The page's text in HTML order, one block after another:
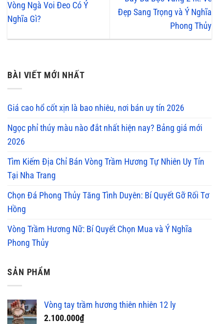
Vòng Ngà Voi Đeo Có Ý
Nghĩa Gì?
Đẹp Sang Trọng và Ý Nghĩa
Phong Thủy
BÀI VIẾT MỚI NHẤT
Giá cao hổ cốt xịn là bao nhiêu, nơi bán uy tín 2026
Ngọc phỉ thúy màu nào đắt nhất hiện nay? Bảng giá mới
2026
Tìm Kiếm Địa Chỉ Bán Vòng Trầm Hương Tự Nhiên Uy Tín
Tại Nha Trang
Chọn Đá Phong Thủy Tăng Tình Duyên: Bí Quyết Gỡ Rối Tơ
Hồng
Vòng Trầm Hương Nữ: Bí Quyết Chọn Mua và Ý Nghĩa
Phong Thủy
SẢN PHẨM
Vòng tay trầm hương thiên nhiên 12 ly
2.100.000₫